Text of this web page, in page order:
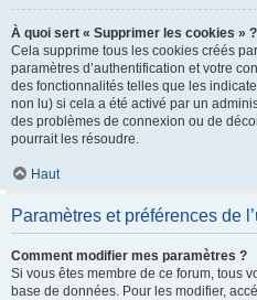
À quoi sert « Supprimer les cookies » ?
Cela supprime tous les cookies créés
paramètres d’authentification et votre
des fonctionnalités telles que les
non lu) si cela a été activé par un
des problèmes de connexion ou de
pourrait les résoudre.
Haut
Paramètres et préférences de
Comment modifier mes paramètres ?
Si vous êtes membre de ce forum, tous
base de données. Pour les modifier,